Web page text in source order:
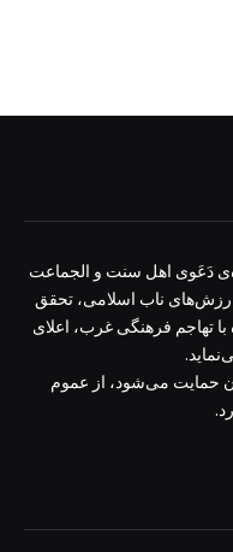
دَعَوی اهل سنت و الجماعت
ناب اسلامی، تحقق
تهاجم فرهنگی غرب، اعلای
حمایت می‌شود، از عموم